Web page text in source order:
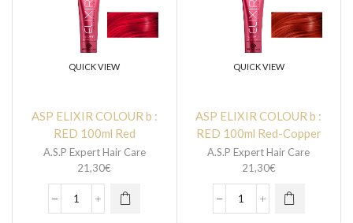
QUICK VIEW
ASP ELIXIR COLOUR b :
RED 100ml Red
A.S.P Expert Hair Care
21,30€
QUICK VIEW
ASP ELIXIR COLOUR b :
RED 100ml Red-Copper
A.S.P Expert Hair Care
21,30€